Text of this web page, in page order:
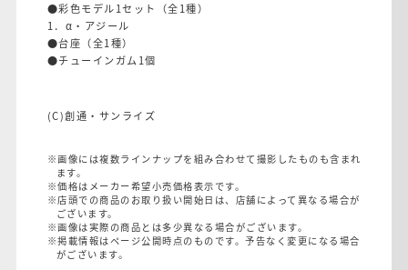
●彩色モデル1セット（全1種）
1．α・アジール
●台座（全1種）
●チューインガム1個
(C)創通・サンライズ
※画像には複数ラインナップを組み合わせて撮影したものも含まれ
ます。
※価格はメーカー希望小売価格表示です。
※店頭での商品のお取り扱い開始日は、店舗によって異なる場合が
ございます。
※画像は実際の商品とは多少異なる場合がございます。
※掲載情報はページ公開時点のものです。予告なく変更になる場合
がございます。